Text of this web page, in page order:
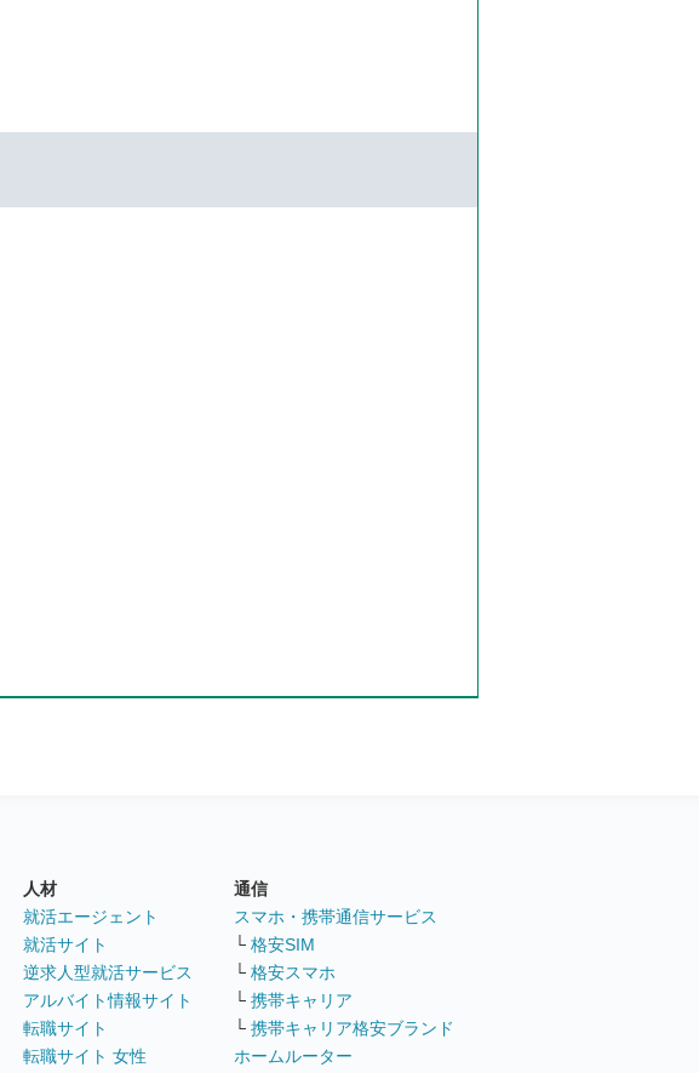
人材
就活エージェント
就活サイト
逆求人型就活サービス
アルバイト情報サイト
転職サイト
転職サイト 女性
通信
スマホ・携帯通信サービス
└ 格安SIM
└ 格安スマホ
└ 携帯キャリア
└ 携帯キャリア格安ブランド
ホームルーター